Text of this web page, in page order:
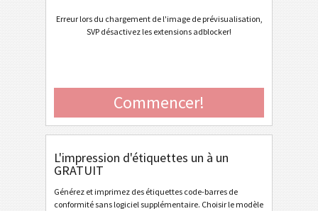
Cat - Mixed Pack Label SP20 V4.2 - 2013
Cat - Mixed Pack Label SP20 V4.2 - 2013 Portrait
Cat - Master Pack Label SP20 - 2012
Cat - Master Pack Label SP20 - 2012 Laser
Erreur lors du chargement de l'image de prévisualisation,
SVP désactivez les extensions adblocker!
Commencer!
L'impression d'étiquettes un à un
GRATUIT
Générez et imprimez des étiquettes code-barres de
conformité sans logiciel supplémentaire. Choisir le modèle